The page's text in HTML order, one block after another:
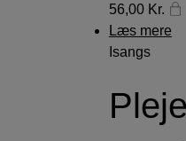
56,00 Kr.
Læs mere
Isangs